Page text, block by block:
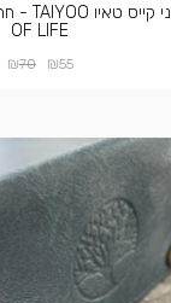
OF LIFE
₪55
₪70